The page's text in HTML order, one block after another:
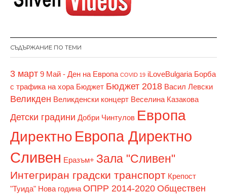
СЪДЪРЖАНИЕ ПО ТЕМИ
3 март 9 Май - Ден на Европа COVID 19 iLoveBulgaria Борба
с трафика на хора Бюджет Бюджет 2018 Васил Левски
Великден Великденски концерт Веселина Казакова
Детски градини Добри Чинтулов Европа
Директно Европа Директно
Сливен Еразъм+ Зала "Сливен"
Интегриран градски транспорт Крепост
"Туида" Нова година ОПРР 2014-2020 Обществен